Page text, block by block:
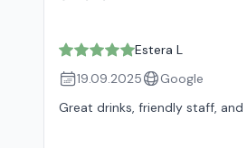
Estera L
19.09.2025
Google
Great drinks, friendly staff,